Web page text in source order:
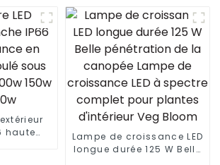
de
de
croissance à LED
commerciale 1000 W,
lampe de croissance à
LED la plus vendue
haute
Lampe de croissance LED
longue durée 125 W Belle